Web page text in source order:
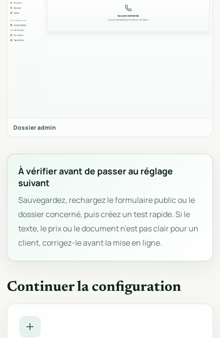
Dossier admin
À vérifier avant de passer au réglage
suivant
Sauvegardez, rechargez le formulaire public ou le
dossier concerné, puis créez un test rapide. Si le
texte, le prix ou le document n’est pas clair pour un
client, corrigez-le avant la mise en ligne.
Continuer la configuration